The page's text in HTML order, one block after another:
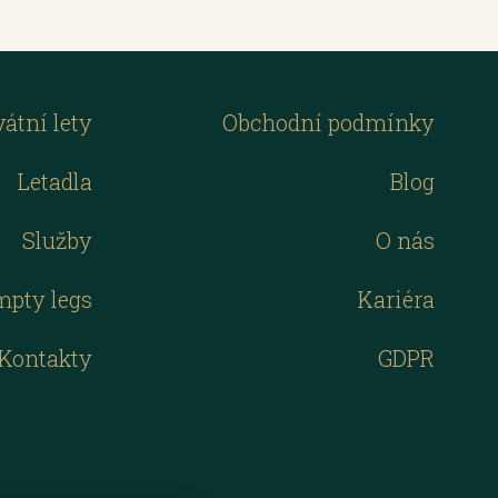
lety
Letadla
Služby
legs
Obchodní podmínky
Blog
O nás
Kariéra
GDPR